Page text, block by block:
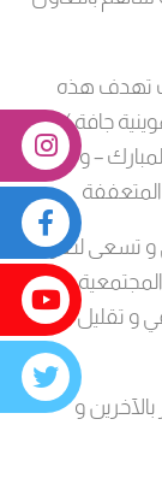
تهدف هذه
جافة )
– و
و تسعى لتعزيز
و تقليل العبء
و